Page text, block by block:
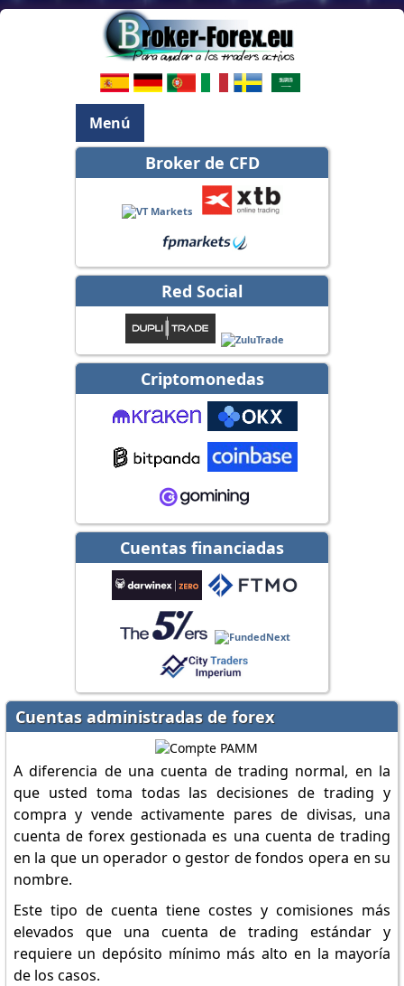
Menú
Broker de CFD
Red Social
Criptomonedas
Cuentas financiadas
Cuentas administradas de forex
A diferencia de una cuenta de trading normal, en la
que usted toma todas las decisiones de trading y
compra y vende activamente pares de divisas, una
cuenta de forex gestionada es una cuenta de trading
en la que un operador o gestor de fondos opera en su
nombre.
Este tipo de cuenta tiene costes y comisiones más
elevados que una cuenta de trading estándar y
requiere un depósito mínimo más alto en la mayoría
de los casos.